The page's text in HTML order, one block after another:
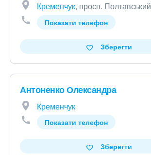
Кременчук, просп. Полтавський
Показати телефон
Зберегти
Антоненко Олександра
Кременчук
Показати телефон
Зберегти